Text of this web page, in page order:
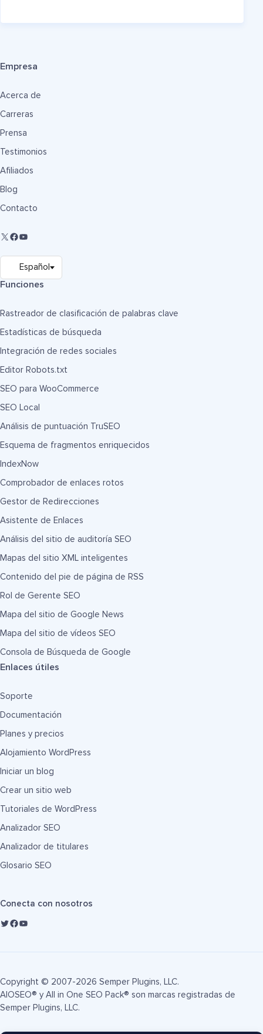
Empresa
Acerca de
Carreras
Prensa
Testimonios
Afiliados
Blog
Contacto
Funciones
Rastreador de clasificación de palabras clave
Estadísticas de búsqueda
Integración de redes sociales
Editor Robots.txt
SEO para WooCommerce
SEO Local
Análisis de puntuación TruSEO
Esquema de fragmentos enriquecidos
IndexNow
Comprobador de enlaces rotos
Gestor de Redirecciones
Asistente de Enlaces
Análisis del sitio de auditoría SEO
Mapas del sitio XML inteligentes
Contenido del pie de página de RSS
Rol de Gerente SEO
Mapa del sitio de Google News
Mapa del sitio de vídeos SEO
Consola de Búsqueda de Google
Enlaces útiles
Soporte
Documentación
Planes y precios
Alojamiento WordPress
Iniciar un blog
Crear un sitio web
Tutoriales de WordPress
Analizador SEO
Analizador de titulares
Glosario SEO
Conecta con nosotros
Copyright © 2007-2026 Semper Plugins, LLC.
AIOSEO® y All in One SEO Pack® son marcas registradas de
Semper Plugins, LLC.